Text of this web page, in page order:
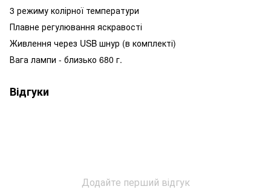
3 режиму колірної температури
Плавне регулювання яскравості
Живлення через USB шнур (в комплекті)
Вага лампи - близько 680 г.
Відгуки
Додайте перший відгук